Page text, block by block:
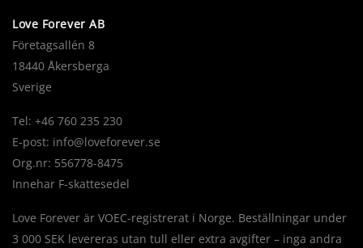
Love Forever AB
Företagsallén 8
18440 Åkersberga
Sverige
Tel: +46 760 235 230
E-post: info@loveforever.se
Org.nr: 556778-8475
Innehar F-skattesedel
Love Forever är VOEC-registrerat i Norge. Beställningar under
3 000 SEK levereras utan tull eller extra avgifter – inga andra